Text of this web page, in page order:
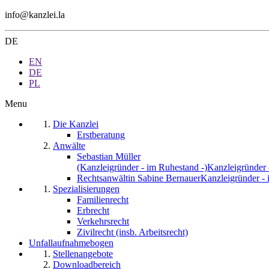
info@kanzlei.la
DE
EN
DE
PL
Menu
Die Kanzlei
Erstberatung
Anwälte
Sebastian Müller
(Kanzleigründer - im Ruhestand -)Kanzleigründer
Rechtsanwältin Sabine BernauerKanzleigründer -
Spezialisierungen
Familienrecht
Erbrecht
Verkehrsrecht
Zivilrecht (insb. Arbeitsrecht)
Unfallaufnahmebogen
Stellenangebote
Downloadbereich